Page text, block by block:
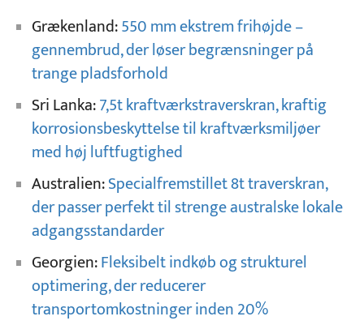
Grækenland:550 mm ekstrem frihøjde –
gennembrud, der løser begrænsninger på
trange pladsforhold
Sri Lanka:7,5t kraftværkstraverskran, kraftig
korrosionsbeskyttelse til kraftværksmiljøer
med høj luftfugtighed
Australien:Specialfremstillet 8t traverskran,
der passer perfekt til strenge australske lokale
adgangsstandarder
Georgien:Fleksibelt indkøb og strukturel
optimering, der reducerer
transportomkostninger inden 20%